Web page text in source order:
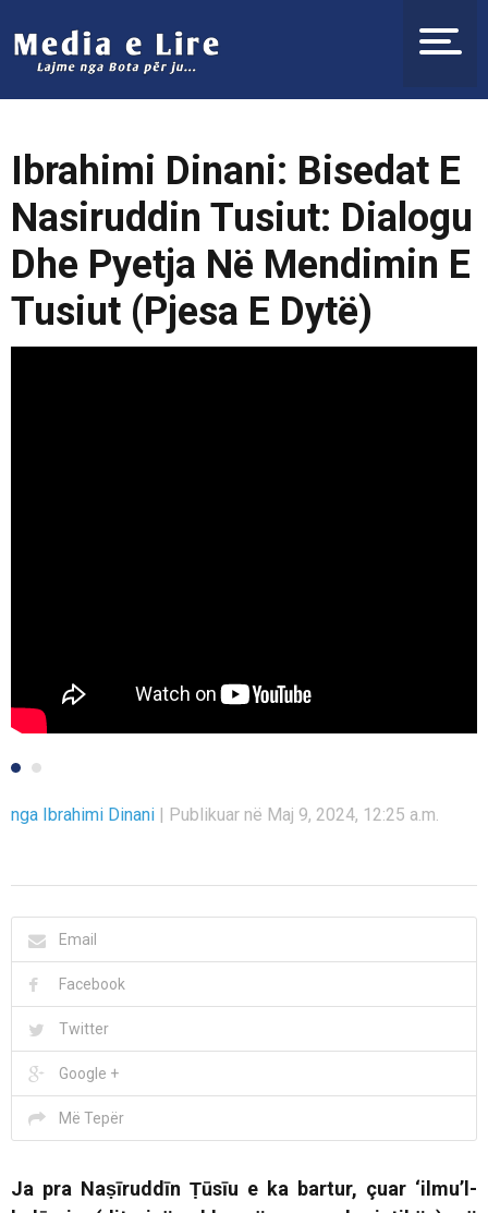
Ibrahimi Dinani: Bisedat E
Nasiruddin Tusiut: Dialogu
Dhe Pyetja Në Mendimin E
Tusiut (Pjesa E Dytë)
nga Ibrahimi Dinani | Publikuar në Maj 9, 2024, 12:25 a.m.
Email
Facebook
Twitter
Google +
Më Tepër
Ja pra Naṣīruddīn Ṭūsīu e ka bartur, çuar ‘ilmu’l-